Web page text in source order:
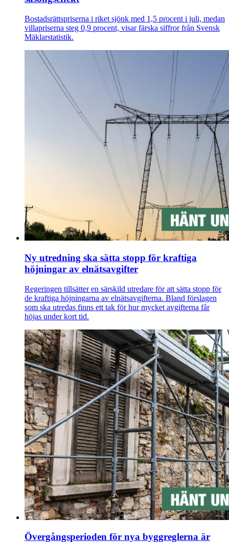
Bostadsrättspriserna i riket sjönk med 1,5 procent i juli, medan
villapriserna steg 0,9 procent, visar färska siffror från Svensk
Mäklarstatistik.
Ny utredning ska sätta stopp för kraftiga
höjningar av elnätsavgifter
Regeringen tillsätter en särskild utredare för att sätta stopp för
de kraftiga höjningarna av elnätsavgifterna. Bland förslagen
som ska utredas finns ett tak för hur mycket avgifterna får
höjas under kort tid.
Övergångsperioden för nya byggreglerna är